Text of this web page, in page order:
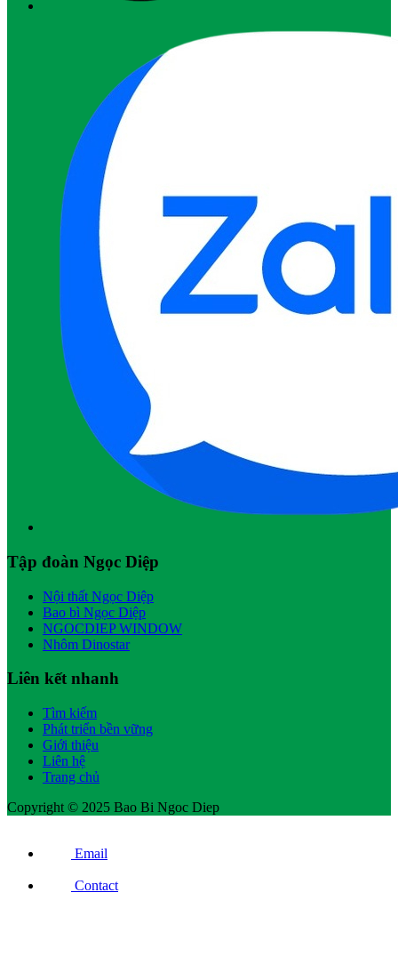
Tập đoàn Ngọc Diệp
Nội thất Ngọc Diệp
Bao bì Ngọc Diệp
NGOCDIEP WINDOW
Nhôm Dinostar
Liên kết nhanh
Tìm kiếm
Phát triển bền vững
Giới thiệu
Liên hệ
Trang chủ
Copyright © 2025 Bao Bi Ngoc Diep
Email
Contact